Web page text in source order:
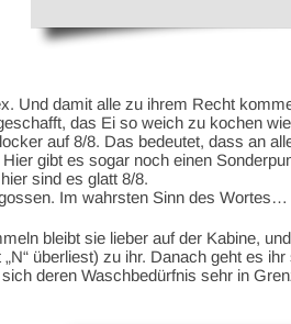
Und damit alle zu ihrem Recht
das Ei so weich zu kochen
auf 8/8. Das bedeutet, dass an
gibt es sogar noch einen
sind es glatt 8/8.
Im wahrsten Sinn des Wortes…
bleibt sie lieber auf der Kabine,
überliest) zu ihr. Danach geht es
deren Waschbedürfnis sehr in